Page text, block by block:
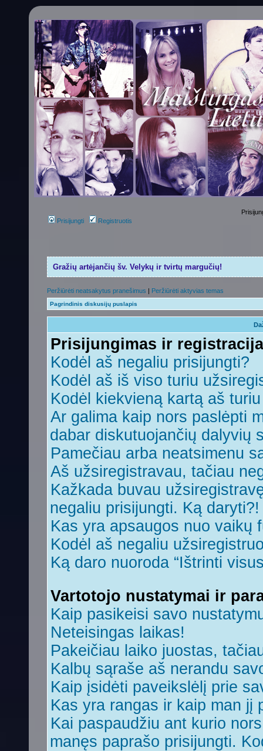
Prisijungti Registruotis
Gražių artėjančių šv. Velykų ir tvirtų margučių!
Peržiūrėti neatsakytus pranešimus | Peržiūrėti aktyvias temas
Pagrindinis diskusijų puslapis
Prisijungimas ir registracija
Kodėl aš negaliu prisijungti?
Kodėl aš iš viso turiu
Kodėl kiekvieną kartą aš
Ar galima kaip nors paslėpti
dabar diskutuojančių dalyvių
Pamečiau arba neatsimenu
Aš užsiregistravau, tačiau
Kažkada buvau
negaliu prisijungti. Ką daryti?!
Kas yra apsaugos nuo vaikų
Kodėl aš negaliu
Ką daro nuoroda “Ištrinti
Vartotojo nustatymai ir
Kaip pasikeisi savo
Neteisingas laikas!
Pakeičiau laiko juostas,
Kalbų sąraše aš nerandu
Kaip įsidėti paveikslėlį prie
Kas yra rangas ir kaip man jį
Kai paspaudžiu ant kurio
manęs paprašo prisijungti.